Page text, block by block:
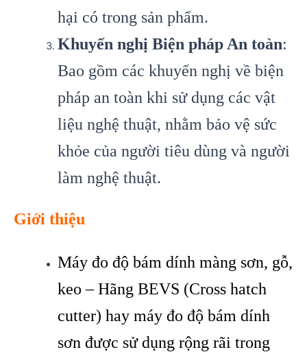
hại có trong sản phẩm.
Khuyến nghị Biện pháp An toàn:
Bao gồm các khuyến nghị về biện
pháp an toàn khi sử dụng các vật
liệu nghệ thuật, nhằm bảo vệ sức
khỏe của người tiêu dùng và người
làm nghệ thuật.
Giới thiệu
Máy đo độ bám dính màng sơn, gỗ,
keo – Hãng BEVS (Cross hatch
cutter) hay máy đo độ bám dính
sơn được sử dụng rộng rãi trong